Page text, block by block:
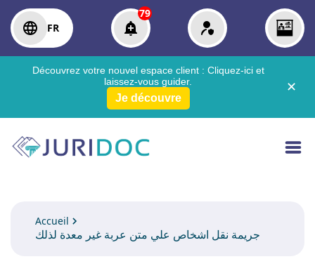
FR
79
Découvrez votre nouvel espace client : Cliquez-ici et
laissez-vous guider.
Je découvre
✕
Accueil
جريمة نقل اشخاص علي متن عربة غير معدة لذلك